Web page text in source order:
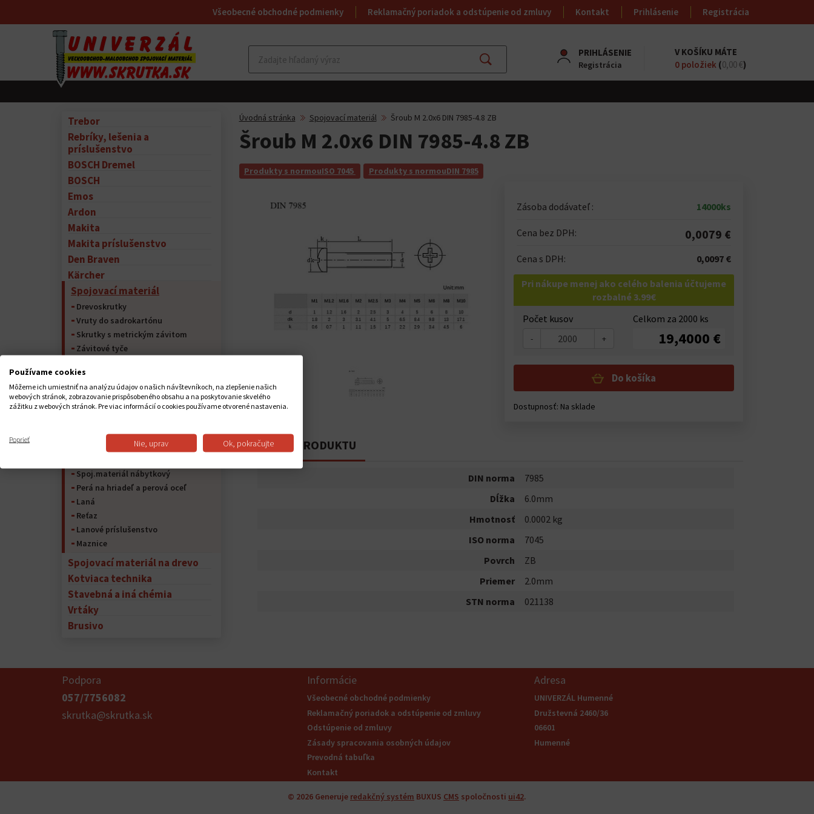
Všeobecné obchodné podmienky Reklamačný poriadok a odstúpenie od zmluvy Kontakt Prihlásenie Registrácia
Hľadať
PRIHLÁSENIE
Registrácia
V KOŠÍKU MÁTE
0 položiek (0,00 €)
Trebor
Rebríky, lešenia a
príslušenstvo
BOSCH Dremel
BOSCH
Emos
Ardon
Makita
Makita príslušenstvo
Den Braven
Kärcher
Spojovací materiál
Drevoskrutky
Vruty do sadrokartónu
Skrutky s metrickým závitom
Závitové tyče
Skrutky samorezné do kovu
Matice
Podložky
Poistný krúžok
Spoj.materiál nábytkový
Perá na hriadeľ a perová oceľ
Laná
Reťaz
Lanové príslušenstvo
Maznice
Spojovací materiál na drevo
Kotviaca technika
Stavebná a iná chémia
Vrtáky
Brusivo
Úvodná stránka Spojovací materiál Šroub M 2.0x6 DIN 7985-4.8 ZB
Šroub M 2.0x6 DIN 7985-4.8 ZB
Produkty s normouISO 7045 Produkty s normouDIN 7985
Zásoba dodávateľ : 14000ks
Cena bez DPH: 0,0079 €
Cena s DPH: 0,0097 €
Pri nákupe menej ako celého balenia účtujeme
rozbalné 3.99€
Počet kusov
- +
Celkom za 2000 ks
19,4000 €
Do košíka
Dostupnosť: Na sklade
POPIS PRODUKTU
DIN norma
7985
Dĺžka
6.0mm
Hmotnosť
0.0002 kg
ISO norma
7045
Povrch
ZB
Priemer
2.0mm
STN norma
021138
Podpora
057/7756082
skrutka@skrutka.sk
Informácie
Všeobecné obchodné podmienky
Reklamačný poriadok a odstúpenie od zmluvy
Odstúpenie od zmluvy
Zásady spracovania osobných údajov
Prevodná tabuľka
Kontakt
Adresa
UNIVERZÁL Humenné
Družstevná 2460/36
06601
Humenné
© 2026 Generuje redakčný systém BUXUS CMS spoločnosti ui42.
Používame cookies
Môžeme ich umiestniť na analýzu údajov o našich návštevníkoch, na zlepšenie našich
webových stránok, zobrazovanie prispôsobeného obsahu a na poskytovanie skvelého
zážitku z webových stránok. Pre viac informácií o cookies používame otvorené nastavenia.
Poprieť Nie, uprav Ok, pokračujte